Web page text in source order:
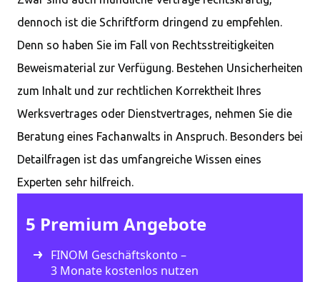
dennoch ist die Schriftform dringend zu empfehlen.
Denn so haben Sie im Fall von Rechtsstreitigkeiten
Beweismaterial zur Verfügung. Bestehen Unsicherheiten
zum Inhalt und zur rechtlichen Korrektheit Ihres
Werksvertrages oder Dienstvertrages, nehmen Sie die
Beratung eines Fachanwalts in Anspruch. Besonders bei
Detailfragen ist das umfangreiche Wissen eines
Experten sehr hilfreich.
5 Premium Angebote
FINOM Geschäftskonto –
3 Monate kostenlos nutzen